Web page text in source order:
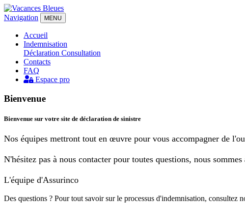
Navigation MENU
Accueil
Indemnisation
Déclaration Consultation
Contacts
FAQ
Espace pro
Bienvenue
Bienvenue sur votre site de déclaration de sinistre
Nos équipes mettront tout en œuvre pour vous accompagner de
N'hésitez pas à nous contacter pour toutes questions, nous
L'équipe d'Assurinco
Des questions ? Pour tout savoir sur le processus d'indemnisation, consultez